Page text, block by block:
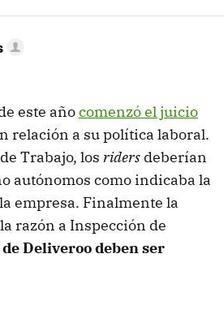
este añocomenzó el juicio
relación a su política laboral.
Trabajo, los riders deberían
autónomos como indicaba la
empresa. Finalmente la
razón a Inspección de
de Deliveroo deben ser